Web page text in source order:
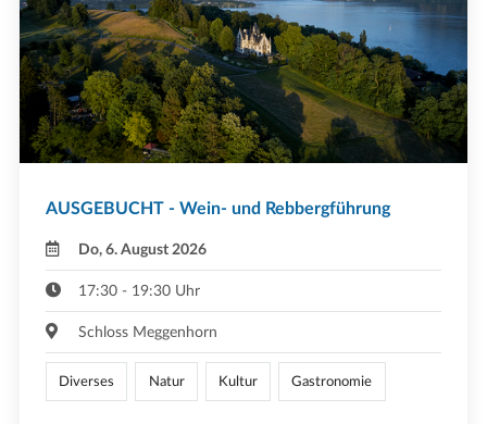
AUSGEBUCHT - Wein- und Rebbergführung
Do, 6. August 2026
17:30 - 19:30 Uhr
Schloss Meggenhorn
Diverses Natur Kultur Gastronomie